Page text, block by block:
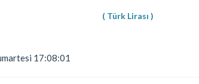
( Türk Lirası )
17:08:01